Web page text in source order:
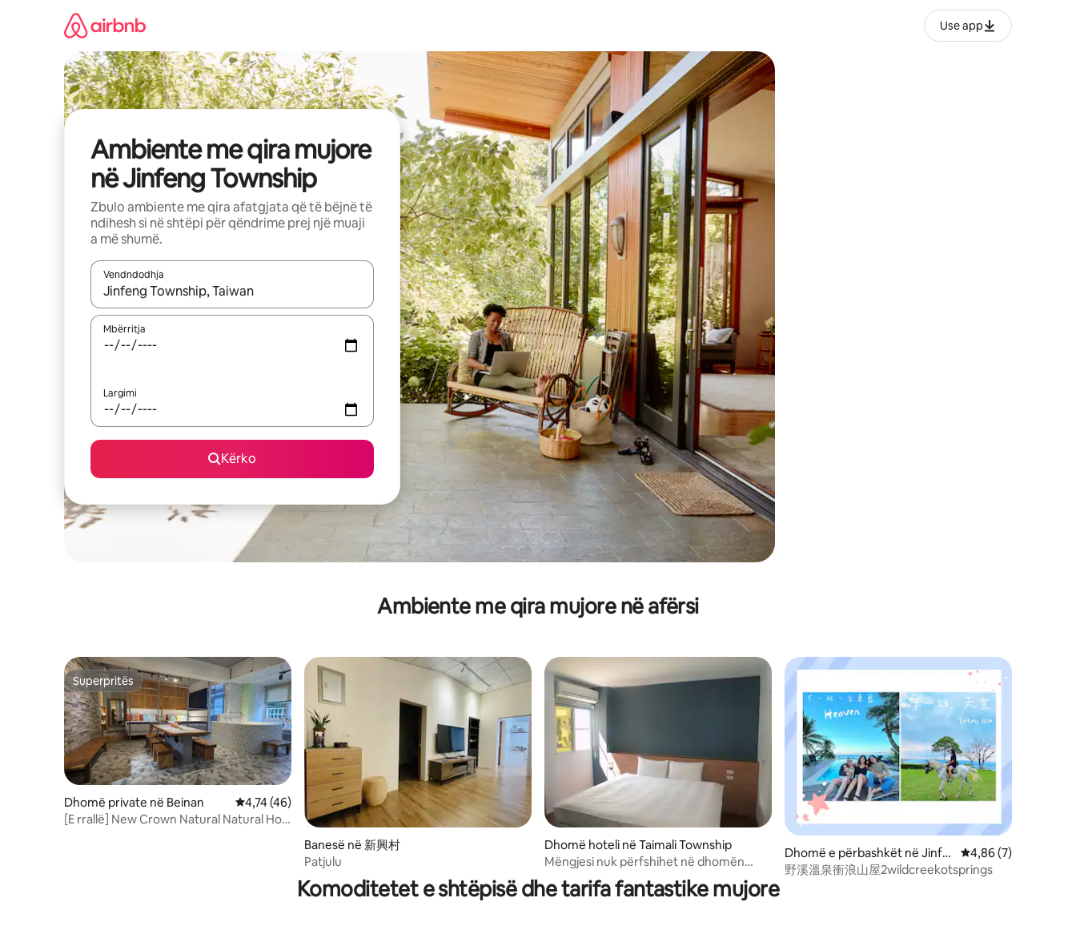
Use app
Ambiente me qira mujore
në Jinfeng Township
Zbulo ambiente me qira afatgjata që të bëjnë të
ndihesh si në shtëpi për qëndrime prej një muaji
a më shumë.
Vendndodhja
Kur rezultatet të jenë të disponueshme, lëviz me butonat e shigjetave lart e poshtë ose eksploro duke prekur ose duke lëvizur ekranin.
Mbërritja
Largimi
Kërko
Ambiente me qira mujore në afërsi
Superpritës
Superpritës
Dhomë private në Beinan Vlerësimi mesatar 4,74 nga 5, 46 vlerësime
4,74 (46)
[E rrallë] New Crown Natural Natural Hot
Banesë në 新興村
Patjulu
Dhomë hoteli në Taimali Township
Mëngjesi nuk përfshihet në dhomën
elegante të krevatit dopio "queen" * PA
mëngjes
Dhomë e përbashkët në Jinfe
ng
Vlerësimi mesatar
4,86 (7)
野溪溫泉衝浪山屋2wildcreekotsprings
Komoditetet e shtëpisë dhe tarifa fantastike mujore